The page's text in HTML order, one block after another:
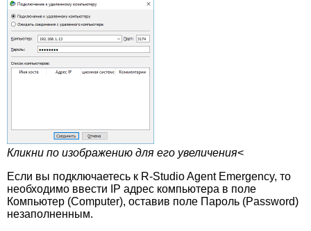
Кликни по изображению для его увеличения<
Если вы подключаетесь к R-Studio Agent Emergency, то
необходимо ввести IP адрес компьютера в поле
Компьютер (Computer), оставив поле Пароль (Password)
незаполненным.